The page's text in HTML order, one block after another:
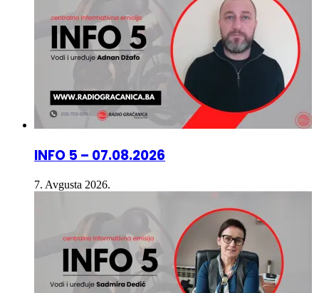
INFO 5 – 07.08.2026
7. Avgusta 2026.